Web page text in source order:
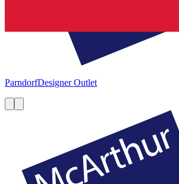
ParndorfDesigner Outlet